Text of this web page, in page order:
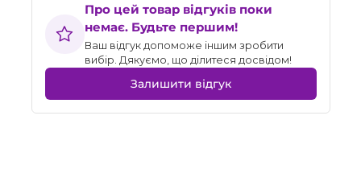
Про цей товар відгуків поки
немає. Будьте першим!
Ваш відгук допоможе іншим зробити
вибір. Дякуємо, що ділитеся досвідом!
Залишити відгук